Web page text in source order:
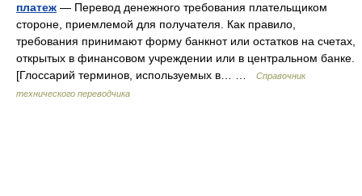
платеж — Перевод денежного требования плательщиком
стороне, приемлемой для получателя. Как правило,
требования принимают форму банкнот или остатков на счетах,
открытых в финансовом учреждении или в центральном банке.
[Глоссарий терминов, используемых в… …
Справочник
технического переводчика